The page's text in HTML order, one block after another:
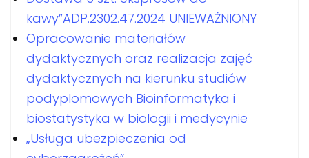
kawy”ADP.2302.47.2024 UNIEWAŻNIONY
Opracowanie materiałów
dydaktycznych oraz realizacja zajęć
dydaktycznych na kierunku studiów
podyplomowych Bioinformatyka i
biostatystyka w biologii i medycynie
„Usługa ubezpieczenia od